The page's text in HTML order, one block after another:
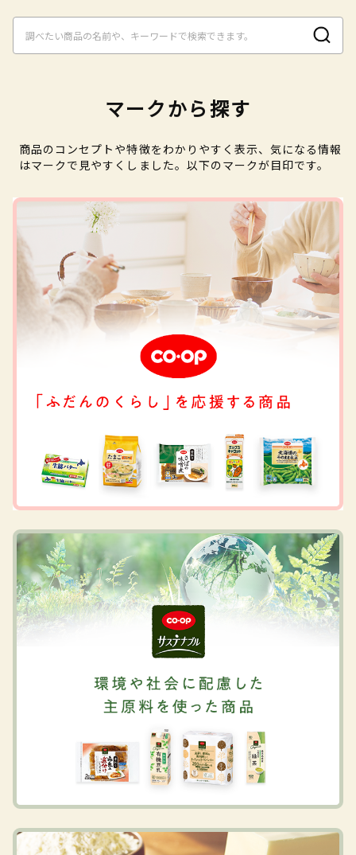
マークから探す
商品のコンセプトや特徴をわかりやすく表示、気になる情報
はマークで見やすくしました。以下のマークが目印です。